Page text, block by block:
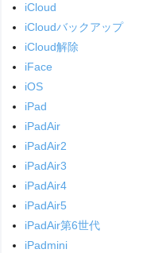
iCloud
iCloudバックアップ
iCloud解除
iFace
iOS
iPad
iPadAir
iPadAir2
iPadAir3
iPadAir4
iPadAir5
iPadAir第6世代
iPadmini